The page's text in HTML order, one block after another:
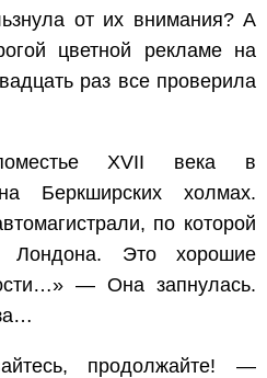
от их внимания? А
цветной рекламе на
раз все проверила
XVII века в
Беркширских холмах.
по которой
Лондона. Это хорошие
— Она запнулась.
продолжайте! —